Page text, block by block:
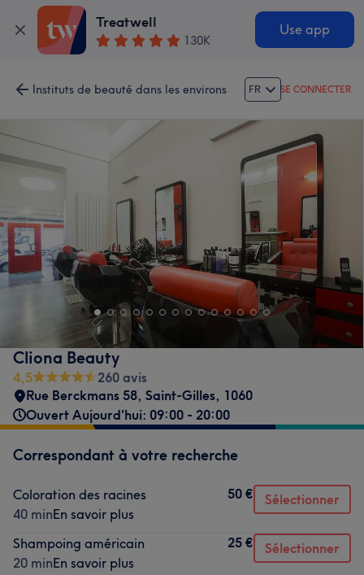
Treatwell
130K
Use app
Instituts de beauté dans les environs FR SE CONNECTER
Cliona Beauty
4,5
260 avis
Rue Berckmans 58, Saint-Gilles, 1060
Ouvert Aujourd'hui: 09:00 - 20:00
Correspondant à votre recherche
Coloration des racines
40 minEn savoir plus
50 € Sélectionner
Shampoing américain
20 minEn savoir plus
25 € Sélectionner